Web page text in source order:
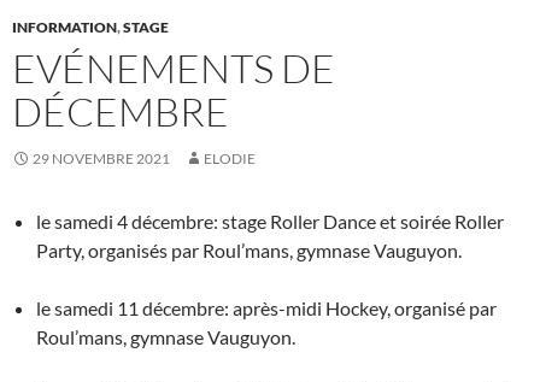
INFORMATION,STAGE
EVÉNEMENTS DE
DÉCEMBRE
29 NOVEMBRE 2021 ELODIE
le samedi 4 décembre: stage Roller Dance et soirée Roller
Party, organisés par Roul’mans, gymnase Vauguyon.
le samedi 11 décembre: après-midi Hockey, organisé par
Roul’mans, gymnase Vauguyon.